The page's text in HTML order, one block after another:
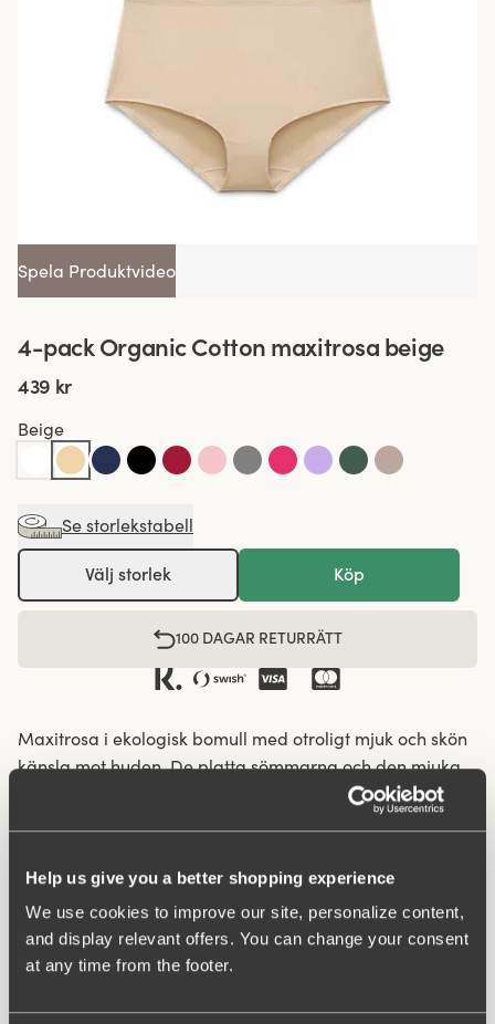
Help us give you a better shopping experience
We use cookies to improve our site, personalize content,
and display relevant offers. You can change your consent
at any time from the footer.
Spela Produktvideo
4-pack Organic Cotton maxitrosa beige
439 kr
Beige
Se storlekstabell
Välj storlek Köp
100 DAGAR RETURRÄTT
Maxitrosa i ekologisk bomull med otroligt mjuk och skön
känsla mot huden. De platta sömmarna och den mjuka
och breda resåren ger en fin silhuett och passform så att
trosan passar bra att bära under allt från leggings och
kemiska gödnings- och bekämpningsmedel, vilket ger
ett lägre klimatavtryck. Det naturliga materialet låter
huden andas och irriterar inte känslig hud.